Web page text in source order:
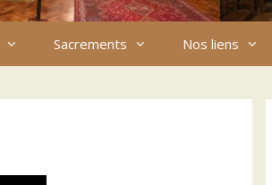
Sacrements
Nos liens